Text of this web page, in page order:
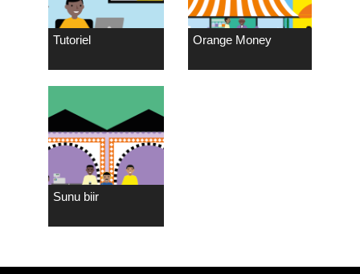
Tutoriel Orange Money
Sunu biir